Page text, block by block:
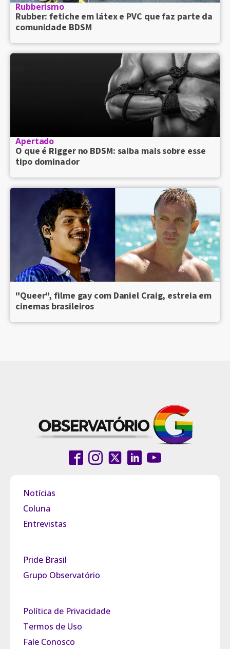
Rubberismo
Rubber: fetiche em látex e PVC que faz parte da
comunidade BDSM
Apertado
O que é Rigger no BDSM: saiba mais sobre esse
tipo dominador
"Queer", filme gay com Daniel Craig, estreia em
cinemas brasileiros
Notícias
Coluna
Entrevistas
Pride Brasil
Grupo Observatório
Política de Privacidade
Termos de Uso
Fale Conosco